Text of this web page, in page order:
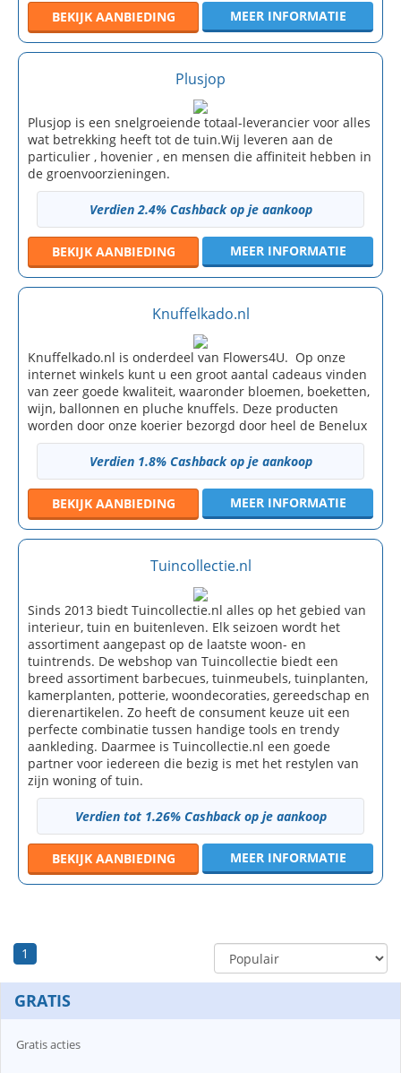
BEKIJK AANBIEDING MEER INFORMATIE
Plusjop
Plusjop is een snelgroeiende totaal-leverancier voor alles
wat betrekking heeft tot de tuin.Wij leveren aan de
particulier , hovenier , en mensen die affiniteit hebben in
de groenvoorzieningen.
Verdien 2.4% Cashback op je aankoop
BEKIJK AANBIEDING MEER INFORMATIE
Knuffelkado.nl
Knuffelkado.nl is onderdeel van Flowers4U. Op onze
internet winkels kunt u een groot aantal cadeaus vinden
van zeer goede kwaliteit, waaronder bloemen, boeketten,
wijn, ballonnen en pluche knuffels. Deze producten
worden door onze koerier bezorgd door heel de Benelux
Verdien 1.8% Cashback op je aankoop
BEKIJK AANBIEDING MEER INFORMATIE
Tuincollectie.nl
Sinds 2013 biedt Tuincollectie.nl alles op het gebied van
interieur, tuin en buitenleven. Elk seizoen wordt het
assortiment aangepast op de laatste woon- en
tuintrends. De webshop van Tuincollectie biedt een
breed assortiment barbecues, tuinmeubels, tuinplanten,
kamerplanten, potterie, woondecoraties, gereedschap en
dierenartikelen. Zo heeft de consument keuze uit een
perfecte combinatie tussen handige tools en trendy
aankleding. Daarmee is Tuincollectie.nl een goede
partner voor iedereen die bezig is met het restylen van
zijn woning of tuin.
Verdien tot 1.26% Cashback op je aankoop
BEKIJK AANBIEDING MEER INFORMATIE
1
GRATIS
Gratis acties